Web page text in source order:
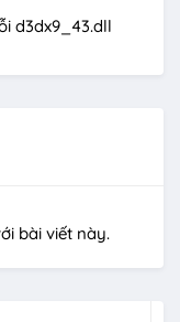
d3dx9_43.dll
bài viết này.